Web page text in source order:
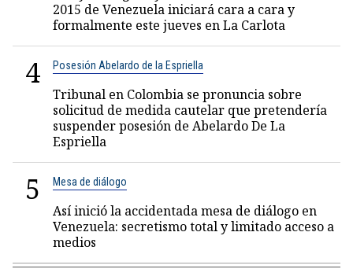
2015 de Venezuela iniciará cara a cara y
formalmente este jueves en La Carlota
4 Posesión Abelardo de la Espriella
Tribunal en Colombia se pronuncia sobre
solicitud de medida cautelar que pretendería
suspender posesión de Abelardo De La
Espriella
5 Mesa de diálogo
Así inició la accidentada mesa de diálogo en
Venezuela: secretismo total y limitado acceso a
medios